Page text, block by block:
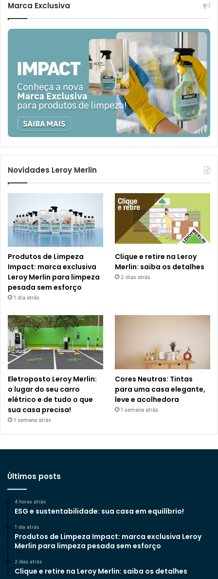
Marca Exclusiva
Novidades Leroy Merlin
Produtos de Limpeza
Impact: marca exclusiva
Leroy Merlin para limpeza
pesada sem esforço
1 dia atrás
Clique e retire na Leroy
Merlin: saiba os detalhes
2 dias atrás
Eletroposto Leroy Merlin:
o lugar do seu carro
elétrico e de tudo o que
sua casa precisa!
1 semana atrás
Cores Neutras: Tintas
para uma casa elegante,
leve e acolhedora
1 semana atrás
Últimos posts
4 horas atrás
ESG e sustentabilidade: sua casa em equilíbrio!
1 dia atrás
Produtos de Limpeza Impact: marca exclusiva Leroy
Merlin para limpeza pesada sem esforço
2 dias atrás
Clique e retire na Leroy Merlin: saiba os detalhes